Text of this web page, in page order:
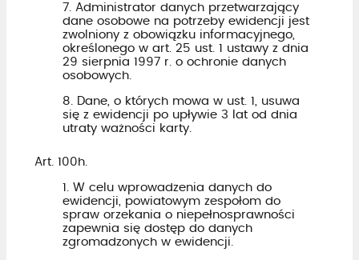
7. Administrator danych przetwarzający
dane osobowe na potrzeby ewidencji jest
zwolniony z obowiązku informacyjnego,
określonego w art. 25 ust. 1 ustawy z dnia
29 sierpnia 1997 r. o ochronie danych
osobowych.
8. Dane, o których mowa w ust. 1, usuwa
się z ewidencji po upływie 3 lat od dnia
utraty ważności karty.
Art. 100h.
1. W celu wprowadzenia danych do
ewidencji, powiatowym zespołom do
spraw orzekania o niepełnosprawności
zapewnia się dostęp do danych
zgromadzonych w ewidencji.